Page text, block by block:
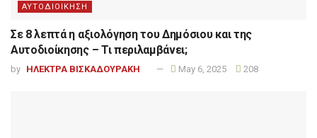
ΑΥΤΟΔΙΟΙΚΗΣΗ
Σε 8 λεπτά η αξιολόγηση του Δημόσιου και της
Αυτοδιοίκησης – Τι περιλαμβάνει;
by ΗΛΕΚΤΡΑ ΒΙΣΚΑΔΟΥΡΑΚΗ May 6, 2025 208